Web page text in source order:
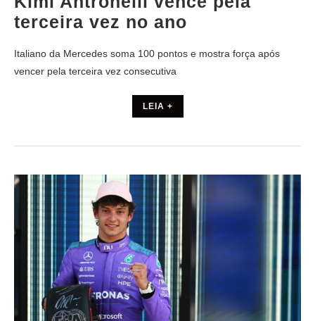
terceira vez no ano
Italiano da Mercedes soma 100 pontos e mostra força após
vencer pela terceira vez consecutiva
LEIA +